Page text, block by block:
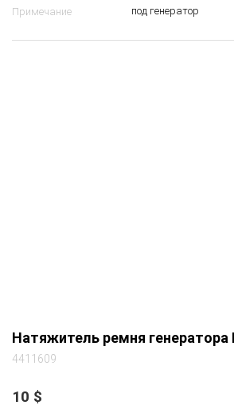
Примечание
под генератор
Натяжитель ремня генератора
4411609
10 $